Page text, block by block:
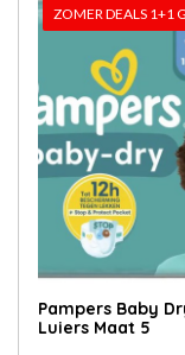
ZOMER DEALS 1+1
Pampers Baby
Luiers Maat 5